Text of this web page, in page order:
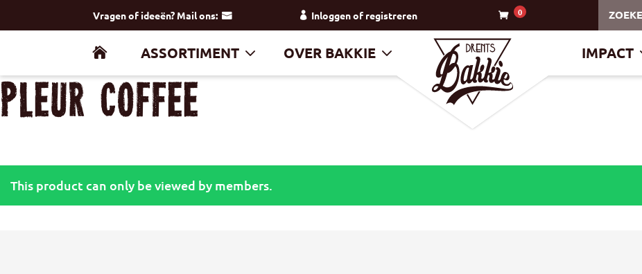
Vragen of ideeën? Mail ons: Inloggen of registreren 0 Zoeken…
ASSORTIMENT OVER BAKKIE IMPACT
Pleur Coffee
This product can only be viewed by members.